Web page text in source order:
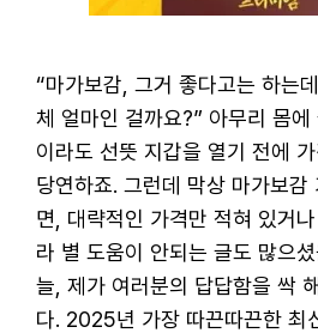
“마가보감, 그거 좋다고는 하는
체 얼마인 걸까요?” 아무리 몸
이라도 선뜻 지갑을 열기 전에
당연하죠. 그런데 막상 마가보감
면, 대략적인 가격만 적혀 있거
라 별 도움이 안되는 글도 많으
늘, 제가 여러분의 답답함을 싹
다. 2025년 가장 따끈따끈한 최